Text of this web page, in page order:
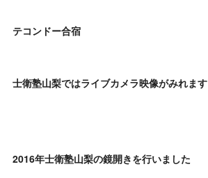
テコンドー合宿
士衛塾山梨ではライブカメラ映像がみれます
2016年士衛塾山梨の鏡開きを行いました